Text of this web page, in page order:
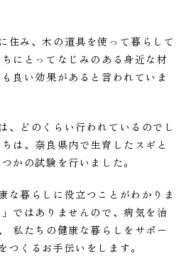
住み、木の道具を使って暮らして
にとってなじみのある身近な材
良い効果があると言われていま
、どのくらい行われているのでし
は、奈良県内で生育したスギと
かの試験を行いました。
な暮らしに役立つことがわかりま
ではありませんので、病気を治
私たちの健康な暮らしをサポー
つくるお手伝いをします。